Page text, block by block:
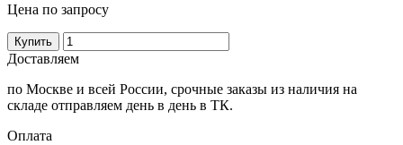
Цена по запросу
Купить
Доставляем
по Москве и всей России, срочные заказы из наличия на
складе отправляем день в день в ТК.
Оплата